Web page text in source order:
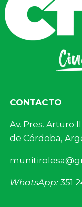
CONTACTO
Av. Pres.
de Córdoba,
WhatsApp: 351